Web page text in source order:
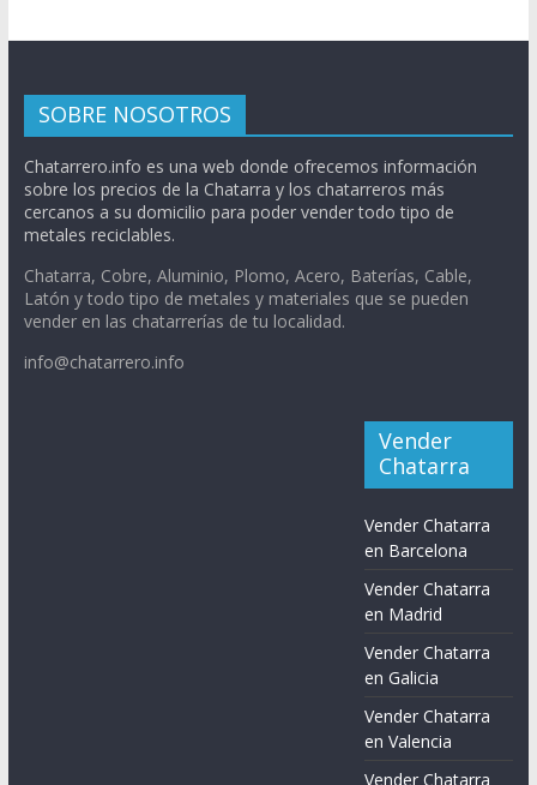
SOBRE NOSOTROS
Chatarrero.info es una web donde ofrecemos información
sobre los precios de la Chatarra y los chatarreros más
cercanos a su domicilio para poder vender todo tipo de
metales reciclables.
Chatarra, Cobre, Aluminio, Plomo, Acero, Baterías, Cable,
Latón y todo tipo de metales y materiales que se pueden
vender en las chatarrerías de tu localidad.
info@chatarrero.info
Vender
Chatarra
Vender Chatarra
en Barcelona
Vender Chatarra
en Madrid
Vender Chatarra
en Galicia
Vender Chatarra
en Valencia
Vender Chatarra